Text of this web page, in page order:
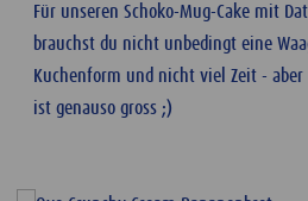
Für unseren Schoko-Mug-Cake mit
brauchst du nicht unbedingt eine
Kuchenform und nicht viel Zeit - aber
ist genauso gross ;)